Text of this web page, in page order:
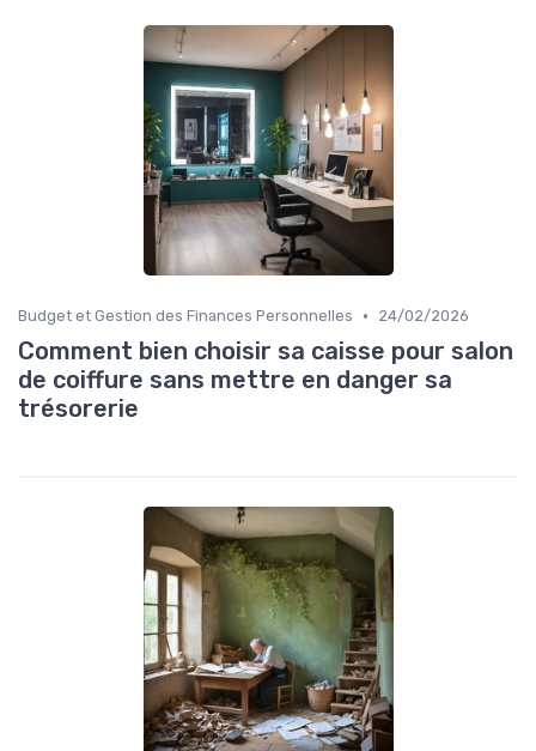
Budget et Gestion des Finances Personnelles • 24/02/2026
Comment bien choisir sa caisse pour salon
de coiffure sans mettre en danger sa
trésorerie